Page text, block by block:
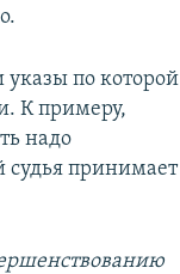
по которой
К примеру,
надо
судья принимает